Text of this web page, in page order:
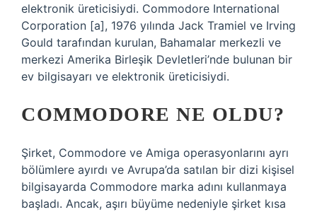
elektronik üreticisiydi. Commodore International
Corporation [a], 1976 yılında Jack Tramiel ve Irving
Gould tarafından kurulan, Bahamalar merkezli ve
merkezi Amerika Birleşik Devletleri’nde bulunan bir
ev bilgisayarı ve elektronik üreticisiydi.
COMMODORE NE OLDU?
Şirket, Commodore ve Amiga operasyonlarını ayrı
bölümlere ayırdı ve Avrupa’da satılan bir dizi kişisel
bilgisayarda Commodore marka adını kullanmaya
başladı. Ancak, aşırı büyüme nedeniyle şirket kısa